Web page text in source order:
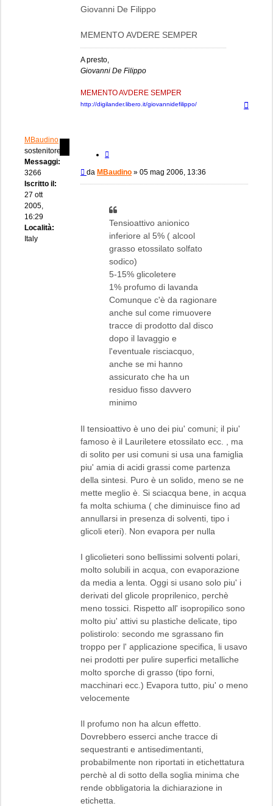
Giovanni De Filippo
MEMENTO AVDERE SEMPER
A presto,
Giovanni De Filippo
MEMENTO AVDERE SEMPER
http://digilander.libero.it/giovannidefilippo/
MBaudino
sostenitore
Messaggi:
3266
Iscritto il:
27 ott
2005,
16:29
Località:
Italy
Messaggio
da MBaudino » 05 mag 2006, 13:36
Tensioattivo anionico
inferiore al 5% ( alcool
grasso etossilato solfato
sodico)
5-15% glicoletere
1% profumo di lavanda
Comunque c'è da ragionare
anche sul come rimuovere
tracce di prodotto dal disco
dopo il lavaggio e
l'eventuale risciacquo,
anche se mi hanno
assicurato che ha un
residuo fisso davvero
minimo
Il tensioattivo è uno dei piu' comuni; il piu'
famoso è il Lauriletere etossilato ecc. , ma
di solito per usi comuni si usa una famiglia
piu' amia di acidi grassi come partenza
della sintesi. Puro è un solido, meno se ne
mette meglio è. Si sciacqua bene, in acqua
fa molta schiuma ( che diminuisce fino ad
annullarsi in presenza di solventi, tipo i
glicoli eteri). Non evapora per nulla
I glicolieteri sono bellissimi solventi polari,
molto solubili in acqua, con evaporazione
da media a lenta. Oggi si usano solo piu' i
derivati del glicole proprilenico, perchè
meno tossici. Rispetto all' isopropilico sono
molto piu' attivi su plastiche delicate, tipo
polistirolo: secondo me sgrassano fin
troppo per l' applicazione specifica, li usavo
nei prodotti per pulire superfici metalliche
molto sporche di grasso (tipo forni,
macchinari ecc.) Evapora tutto, piu' o meno
velocemente
Il profumo non ha alcun effetto.
Dovrebbero esserci anche tracce di
sequestranti e antisedimentanti,
probabilmente non riportati in etichettatura
perchè al di sotto della soglia minima che
rende obbligatoria la dichiarazione in
etichetta.